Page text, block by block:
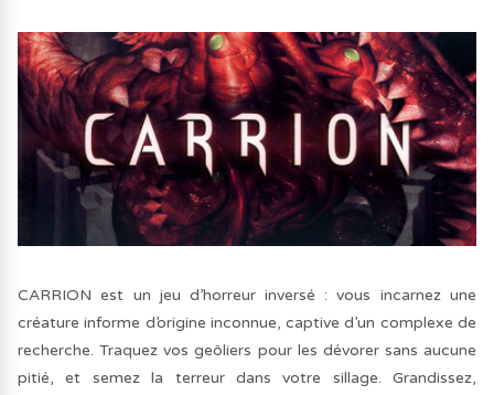
CARRION est un jeu d’horreur inversé : vous incarnez une
créature informe d’origine inconnue, captive d’un complexe de
recherche. Traquez vos geôliers pour les dévorer sans aucune
pitié, et semez la terreur dans votre sillage. Grandissez,